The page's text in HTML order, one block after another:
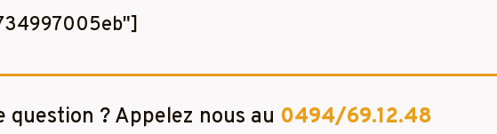
question ? Appelez nous au 0494/69.12.48